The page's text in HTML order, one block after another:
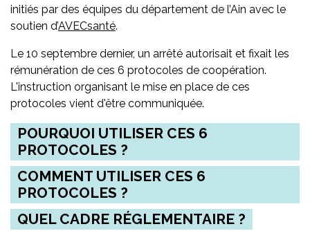
initiés par des équipes du département de l’Ain avec le
soutien d’AVECsanté.
Le 10 septembre dernier, un arrêté autorisait et fixait les
rémunération de ces 6 protocoles de coopération.
L'instruction organisant le mise en place de ces
protocoles vient d'être communiquée.
POURQUOI UTILISER CES 6
PROTOCOLES ?
COMMENT UTILISER CES 6
PROTOCOLES ?
QUEL CADRE RÉGLEMENTAIRE ?